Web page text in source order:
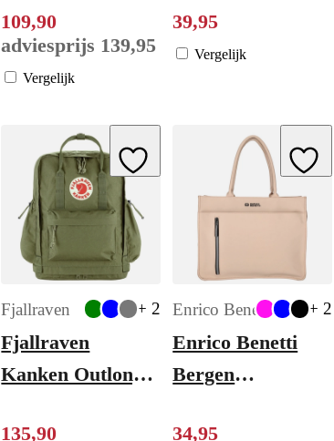
109,90
adviesprijs 139,95
Vergelijk
39,95
Vergelijk
Add to Wishlist
+ 2
Fjallraven
Fjallraven
Kanken Outlong
135,90
Add
+ 2
Enrico Benetti
Enrico Benetti
Bergen
34,95